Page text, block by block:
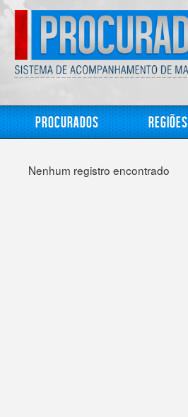
Procurados Regiões
Nenhum registro encontrado